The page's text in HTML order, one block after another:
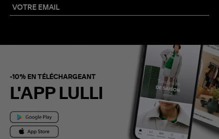
-10% EN TÉLÉCHARGEANT
L'APP LULLI